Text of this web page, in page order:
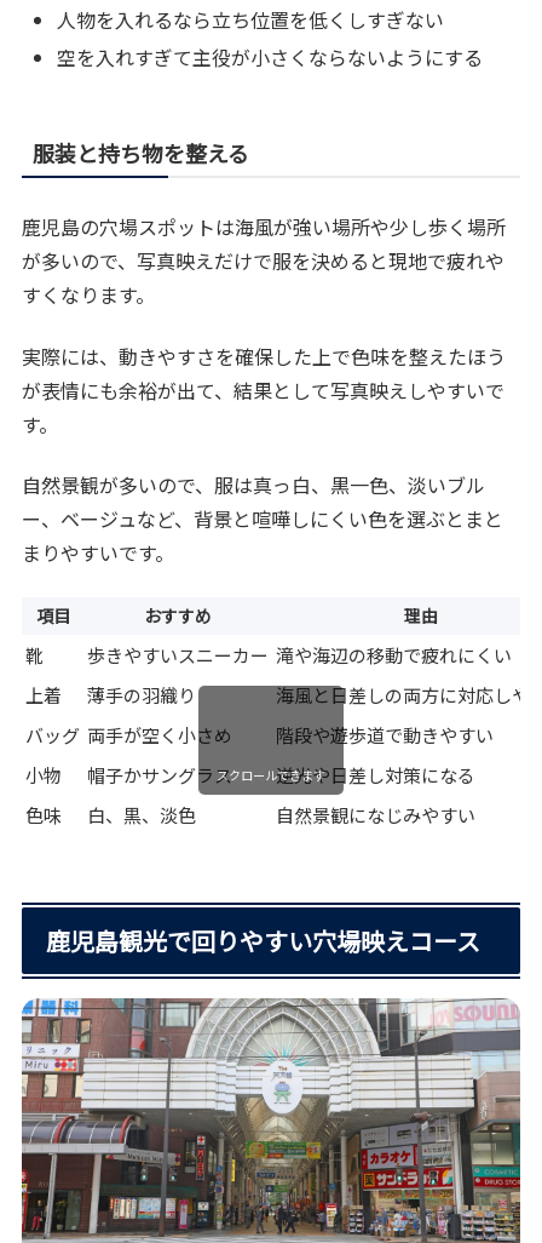
人物を入れるなら立ち位置を低くしすぎない
空を入れすぎて主役が小さくならないようにする
服装と持ち物を整える
鹿児島の穴場スポットは海風が強い場所や少し歩く場所
が多いので、写真映えだけで服を決めると現地で疲れや
すくなります。
実際には、動きやすさを確保した上で色味を整えたほう
が表情にも余裕が出て、結果として写真映えしやすいで
す。
自然景観が多いので、服は真っ白、黒一色、淡いブル
ー、ベージュなど、背景と喧嘩しにくい色を選ぶとまと
まりやすいです。
項目 おすすめ 理由
靴 歩きやすいスニーカー 滝や海辺の移動で疲れにくい
上着
薄手の羽織り
海風と日差しの両方に対応しや
バッグ 両手が空く小さめ
階段や遊歩道で動きやすい
小物
帽子かサングラス
逆光や日差し対策になる
色味
白、黒、淡色 自然景観になじみやすい
スクロールできます
鹿児島観光で回りやすい穴場映えコース